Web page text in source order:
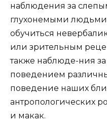
наблюдения за
глухонемыми
обучиться
или зрительным
также наблюде-ния
поведением
поведение наших
антропологических
и макак.